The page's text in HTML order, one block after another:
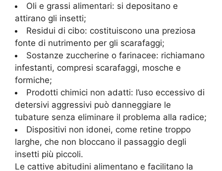
Oli e grassi alimentari: si depositano e
attirano gli insetti;
Residui di cibo: costituiscono una preziosa
fonte di nutrimento per gli scarafaggi;
Sostanze zuccherine o farinacee: richiamano
infestanti, compresi scarafaggi, mosche e
formiche;
Prodotti chimici non adatti: l’uso eccessivo di
detersivi aggressivi può danneggiare le
tubature senza eliminare il problema alla radice;
Dispositivi non idonei, come retine troppo
larghe, che non bloccano il passaggio degli
insetti più piccoli.
Le cattive abitudini alimentano e facilitano la